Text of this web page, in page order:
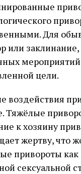
Для
или
цели.
воздействия
Тяжёлые
к хозяину
жертву, что
привороты
сексуальной